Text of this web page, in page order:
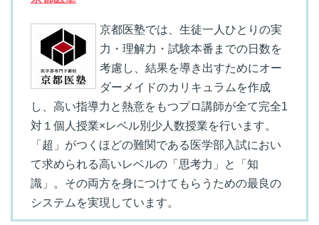
京都医塾では、生徒一人ひとりの実
力・理解力・試験本番までの日数を
考慮し、結果を導き出すためにオー
ダーメイドのカリキュラムを作成
し、高い指導力と熱意をもつプロ講師が全て完全1
対１個人授業×レベル別少人数授業を行います。
「超」がつくほどの難関である医学部入試におい
て求められる高いレベルの「思考力」と「知
識」。その両方を身につけてもらうための最良の
システムを実現しています。